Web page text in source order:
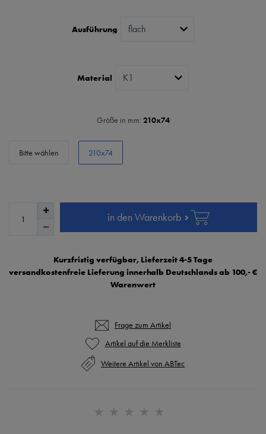
Ausführung
Material
Größe in mm: 210x74
Bitte wählen 210x74
in den Warenkorb
Kurzfristig verfügbar, Lieferzeit 4-5 Tage
versandkostenfreie Lieferung innerhalb Deutschlands ab 100,- €
Warenwert
Frage zum Artikel
Weitere Artikel von ABTec